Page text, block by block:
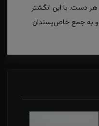
دست. با این انگشتر
و به جمع خاص‌پسندان